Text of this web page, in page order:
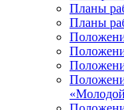
Планы
Планы